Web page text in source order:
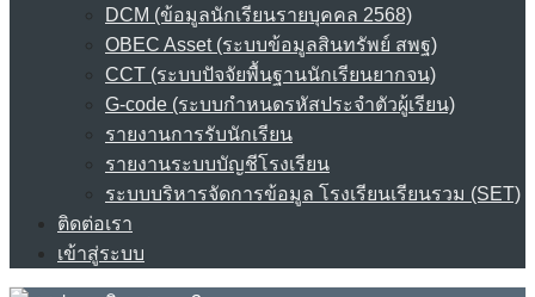
DCM (ข้อมูลนักเรียนรายบุคคล 2568)
OBEC Asset (ระบบข้อมูลสินทรัพย์ สพฐ)
CCT (ระบบปัจจัยพื้นฐานนักเรียนยากจน)
G-code (ระบบกำหนดรหัสประจำตัวผู้เรียน)
รายงานการรับนักเรียน
รายงานระบบบัญชีโรงเรียน
ระบบบริหารจัดการข้อมูล โรงเรียนเรียนรวม (SET)
ติดต่อเรา
เข้าสู่ระบบ